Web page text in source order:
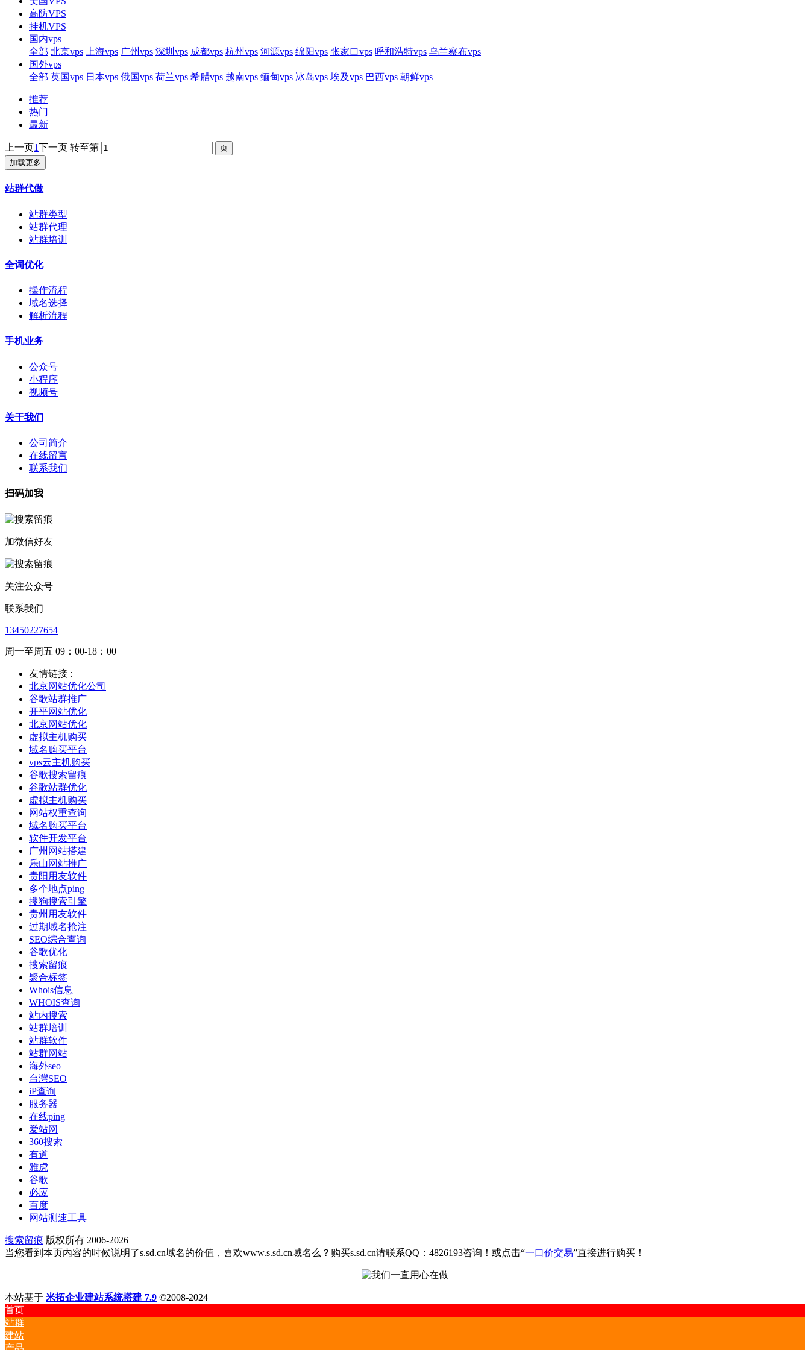
高防VPS
挂机VPS
国内vps
全部 北京vps 上海vps 广州vps 深圳vps 成都vps 杭州vps 河源vps 绵阳vps 张家口vps 呼和浩特vps 乌兰察布vps
国外vps
全部 英国vps 日本vps 俄国vps 荷兰vps 希腊vps 越南vps 缅甸vps 冰岛vps 埃及vps 巴西vps 朝鲜vps
推荐
热门
最新
上一页1下一页 转至第
加载更多
站群代做
站群类型
站群代理
站群培训
全词优化
操作流程
域名选择
解析流程
手机业务
公众号
小程序
视频号
关于我们
公司简介
在线留言
联系我们
扫码加我
加微信好友
关注公众号
联系我们
13450227654
周一至周五 09：00-18：00
友情链接 :
北京网站优化公司
谷歌站群推广
开平网站优化
北京网站优化
虚拟主机购买
域名购买平台
vps云主机购买
谷歌搜索留痕
谷歌站群优化
虚拟主机购买
网站权重查询
域名购买平台
软件开发平台
广州网站搭建
乐山网站推广
贵阳用友软件
多个地点ping
搜狗搜索引擎
贵州用友软件
过期域名抢注
SEO综合查询
谷歌优化
搜索留痕
聚合标签
Whois信息
WHOIS查询
站内搜索
站群培训
站群软件
站群网站
海外seo
台灣SEO
iP查询
服务器
在线ping
爱站网
360搜索
有道
雅虎
谷歌
必应
百度
网站测速工具
搜索留痕 版权所有 2006-2026
当您看到本页内容的时候说明了s.sd.cn域名的价值，喜欢www.s.sd.cn域名么？购买s.sd.cn请联系QQ：4826193咨询！或点击“一口价交易”直接进行购买！
本站基于 米拓企业建站系统搭建 7.9 ©2008-2024
首页
站群
建站
产品